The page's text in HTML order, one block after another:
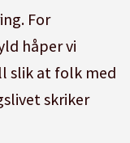
For
håper vi
slik at folk med
skriker